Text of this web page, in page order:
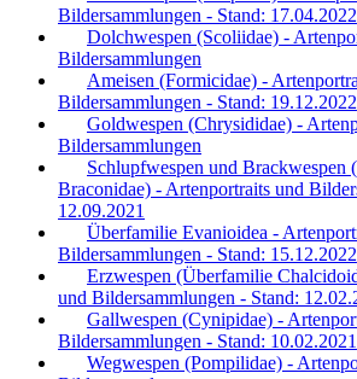
Bildersammlungen - Stand: 17.04.2022
Dolchwespen (Scoliidae) -
Bildersammlungen
Ameisen (Formicidae) -
Bildersammlungen - Stand: 19.12.2022
Goldwespen (Chrysididae) -
Bildersammlungen
Schlupfwespen und Brackwespen
Braconidae) - Artenportraits und
12.09.2021
Überfamilie Evanioidea -
Bildersammlungen - Stand: 15.12.2022
Erzwespen (Überfamilie
und Bildersammlungen - Stand:
Gallwespen (Cynipidae) -
Bildersammlungen - Stand: 10.02.2021
Wegwespen (Pompilidae) -